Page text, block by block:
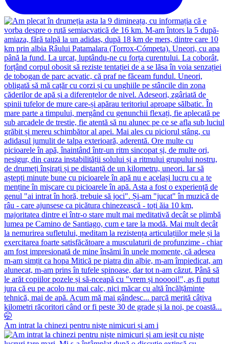
Am intrat la chinezi pentru niște nimicuri și am i